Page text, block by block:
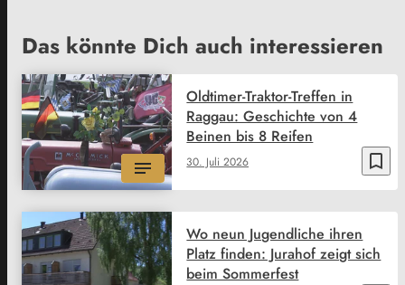
Das könnte Dich auch interessieren
bookmark_border
30. Juli 2026
Oldtimer-Traktor-Treffen in
Raggau: Geschichte von 4
Beinen bis 8 Reifen
Wo neun Jugendliche ihren
Platz finden: Jurahof zeigt sich
beim Sommerfest